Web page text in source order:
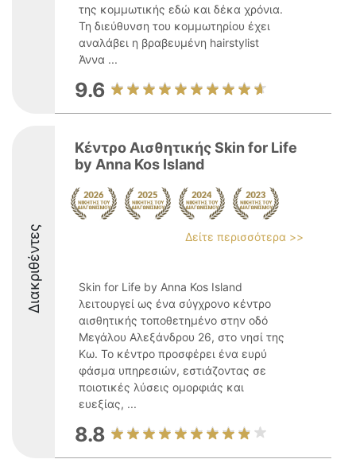
της κομμωτικής εδώ και δέκα χρόνια.
Τη διεύθυνση του κομμωτηρίου έχει
αναλάβει η βραβευμένη hairstylist
Άννα ...
9.6
Διακριθέντες
Κέντρο Αισθητικής Skin for Life
by Anna Kos Island
Δείτε περισσότερα >>
Skin for Life by Anna Kos Island
λειτουργεί ως ένα σύγχρονο κέντρο
αισθητικής τοποθετημένο στην οδό
Μεγάλου Αλεξάνδρου 26, στο νησί της
Κω. Το κέντρο προσφέρει ένα ευρύ
φάσμα υπηρεσιών, εστιάζοντας σε
ποιοτικές λύσεις ομορφιάς και
ευεξίας, ...
8.8